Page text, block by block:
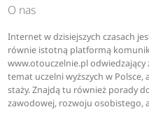
O nas
Internet w dzisiejszych czasach
równie istotną platformą
www.otouczelnie.pl
temat uczelni wyższych w
staży. Znajdą tu również porady
zawodowej, rozwoju osobistego,